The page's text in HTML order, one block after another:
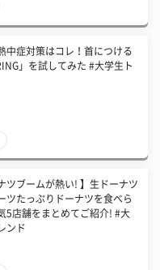
中症対策はコレ！首につける
」を試してみた #大学生ト
ツブームが熱い! 】生ドーナツ
ツたっぷりドーナツを食べら
5店舗をまとめてご紹介! #大
ンド